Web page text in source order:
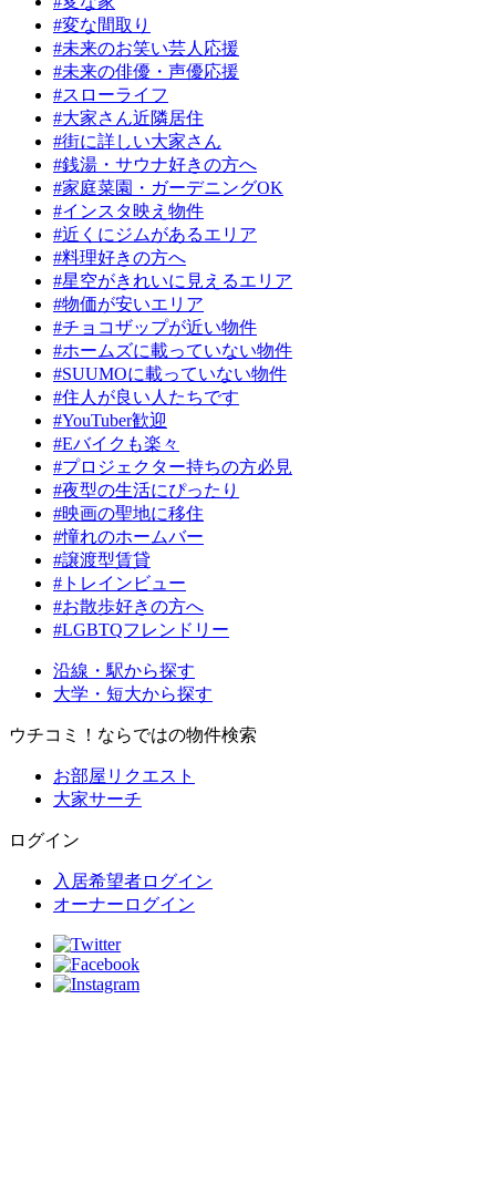
#変な間取り
#未来のお笑い芸人応援
#未来の俳優・声優応援
#スローライフ
#大家さん近隣居住
#街に詳しい大家さん
#銭湯・サウナ好きの方へ
#家庭菜園・ガーデニングOK
#インスタ映え物件
#近くにジムがあるエリア
#料理好きの方へ
#星空がきれいに見えるエリア
#物価が安いエリア
#チョコザップが近い物件
#ホームズに載っていない物件
#SUUMOに載っていない物件
#住人が良い人たちです
#YouTuber歓迎
#Eバイクも楽々
#プロジェクター持ちの方必見
#夜型の生活にぴったり
#映画の聖地に移住
#憧れのホームバー
#譲渡型賃貸
#トレインビュー
#お散歩好きの方へ
#LGBTQフレンドリー
沿線・駅から探す
大学・短大から探す
ウチコミ！ならではの物件検索
お部屋リクエスト
大家サーチ
ログイン
入居希望者ログイン
オーナーログイン